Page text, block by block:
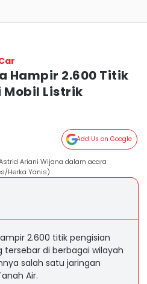
Hampir 2.600 Titik
Mobil Listrik
Add Us on Google
Ariani Wijana dalam acara
Herka Yanis)
2.600 titik pengisian
tersebar di berbagai wilayah
salah satu jaringan
Air.